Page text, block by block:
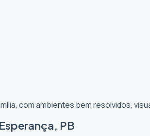
com ambientes bem resolvidos,
PB